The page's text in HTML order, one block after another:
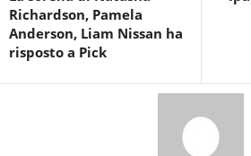
Richardson, Pamela
Anderson, Liam Nissan ha
risposto a Pick